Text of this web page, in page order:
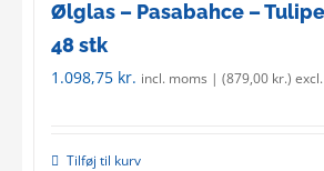
Ølglas – Pasabahce –
48 stk
1.098,75 kr. incl. moms | (879,00 kr.)
Tilføj til kurv